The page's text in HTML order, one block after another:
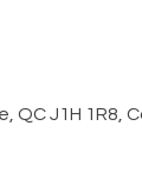
QC J1H 1R8,